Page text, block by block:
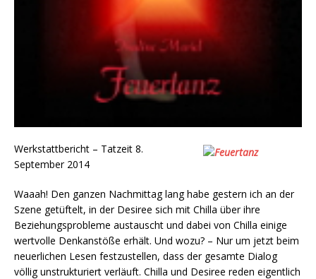
Werkstattbericht – Tatzeit 8.
September 2014
Waaah! Den ganzen Nachmittag lang habe gestern ich an der
Szene getüftelt, in der Desiree sich mit Chilla über ihre
Beziehungsprobleme austauscht und dabei von Chilla einige
wertvolle Denkanstöße erhält. Und wozu? – Nur um jetzt beim
neuerlichen Lesen festzustellen, dass der gesamte Dialog
völlig unstrukturiert verläuft. Chilla und Desiree reden eigentlich